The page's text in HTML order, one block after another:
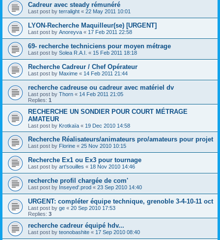
Cadreur avec steady rémunéré
Last post by terralight « 22 May 2011 10:01
LYON-Recherche Maquilleur(se) [URGENT]
Last post by Anoreyva « 17 Feb 2011 22:58
69- recherche techniciens pour moyen métrage
Last post by Solea R.A.I. « 15 Feb 2011 18:18
Recherche Cadreur / Chef Opérateur
Last post by Maxime « 14 Feb 2011 21:44
recherche cadreuse ou cadreur avec matériel dv
Last post by Thorn « 14 Feb 2011 21:05
Replies: 1
RECHERCHE UN SONDIER POUR COURT MÉTRAGE
AMATEUR
Last post by Krotkaïa « 19 Dec 2010 14:58
Recherche Réalisateurs/animateurs pro/amateurs pour projet
Last post by Florine « 25 Nov 2010 10:15
Recherche Ex1 ou Ex3 pour tournage
Last post by art'souilles « 18 Nov 2010 14:46
recherche profil chargée de com'
Last post by Inseyed'.prod « 23 Sep 2010 14:40
URGENT: compléter équipe technique, grenoble 3-4-10-11 oct
Last post by ge « 20 Sep 2010 17:53
Replies: 3
recherche cadreur équipé hdv...
Last post by teonobashite « 17 Sep 2010 08:40